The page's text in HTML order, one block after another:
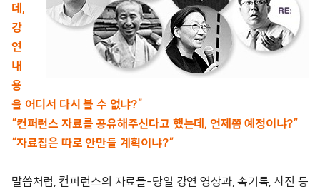
데,
강
연
내
용
을 어디서 다시 볼 수 없냐?”
“컨퍼런스 자료를 공유해주신다고 했는데, 언제쯤 예정이냐?”
“자료집은 따로 안만들 계획이냐?”
말씀처럼, 컨퍼런스의 자료들-당일 강연 영상과, 속기록, 사진 등